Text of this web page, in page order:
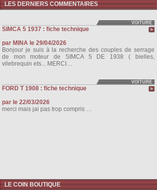
LES DERNIERS COMMENTAIRES
VOITURE
SIMCA 5 1937 : fiche technique
par MINA le 29/04/2026
Bonjour je suis à la recherche des couples de serrage
de mon moteur de SIMCA 5 DE 1938 ( bielles,
vilebrequin ets... MERCI…
VOITURE
FORD T 1908 : fiche technique
par le 22/03/2026
merci mais jai pas trop compris …
LE COIN BOUTIQUE